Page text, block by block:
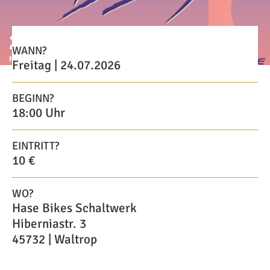
WANN?
Freitag | 24.07.2026
BEGINN?
18:00 Uhr
EINTRITT?
10 €
WO?
Hase Bikes Schaltwerk
Hiberniastr. 3
45732 | Waltrop